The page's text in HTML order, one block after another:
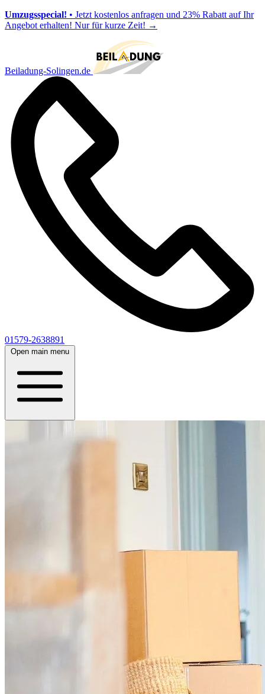
Umzugsspecial! • Jetzt kostenlos anfragen und 23% Rabatt auf Ihr
Angebot erhalten! Nur für kurze Zeit! →
Beiladung-Solingen.de
01579-2638891
Open main menu